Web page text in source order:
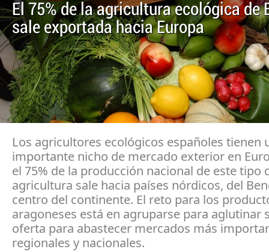
El 75% de la agricultura ecológica de
sale exportada hacia Europa
Los agricultores ecológicos españoles tienen
importante nicho de mercado exterior en
el 75% de la producción nacional de este tipo
agricultura sale hacia países nórdicos, del
centro del continente. El reto para los
aragoneses está en agruparse para aglutinar
oferta para abastecer mercados más
regionales y nacionales.